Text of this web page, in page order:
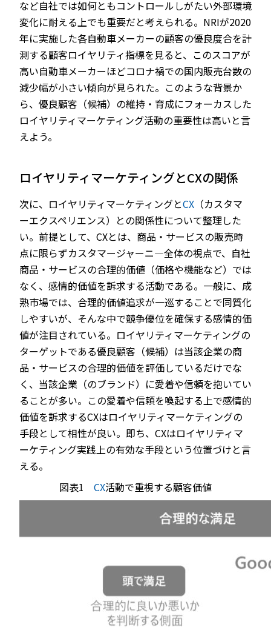
など自社では如何ともコントロールしがたい外部環境
変化に耐える上でも重要だと考えられる。NRIが2020
年に実施した各自動車メーカーの顧客の優良度合を計
測する顧客ロイヤリティ指標を見ると、このスコアが
高い自動車メーカーほどコロナ禍での国内販売台数の
減少幅が小さい傾向が見られた。このような背景か
ら、優良顧客（候補）の維持・育成にフォーカスした
ロイヤリティマーケティング活動の重要性は高いと言
えよう。
ロイヤリティマーケティングとCXの関係
次に、ロイヤリティマーケティングとCX （カスタマ
ーエクスペリエンス）との関係性について整理した
い。前提として、CXとは、商品・サービスの販売時
点に限らずカスタマージャーニ―全体の視点で、自社
商品・サービスの合理的価値（価格や機能など）では
なく、感情的価値を訴求する活動である。一般に、成
熟市場では、合理的価値追求が一巡することで同質化
しやすいが、そんな中で競争優位を確保する感情的価
値が注目されている。ロイヤリティマーケティングの
ターゲットである優良顧客（候補）は当該企業の商
品・サービスの合理的価値を評価しているだけでな
く、当該企業（のブランド）に愛着や信頼を抱いてい
ることが多い。この愛着や信頼を喚起する上で感情的
価値を訴求するCXはロイヤリティマーケティングの
手段として相性が良い。即ち、CXはロイヤリティマ
ーケティング実践上の有効な手段という位置づけと言
える。
図表1 CX活動で重視する顧客価値